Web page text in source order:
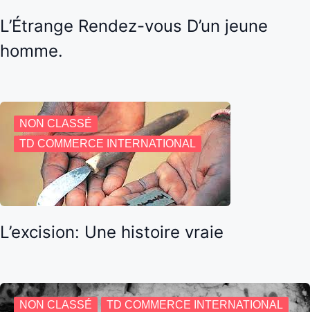
L’Étrange Rendez-vous D’un jeune
homme.
NON CLASSÉ
TD COMMERCE INTERNATIONAL
L’excision: Une histoire vraie
NON CLASSÉ TD COMMERCE INTERNATIONAL